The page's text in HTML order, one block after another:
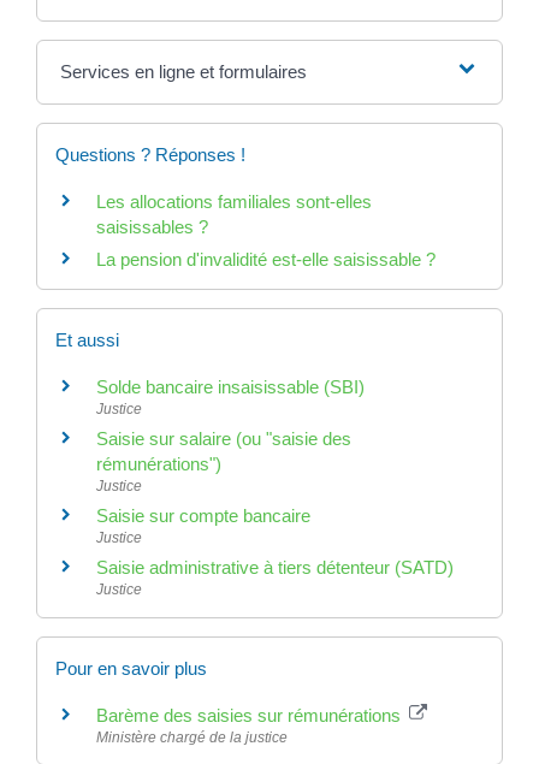
Services en ligne et formulaires
Questions ? Réponses !
Les allocations familiales sont-elles
saisissables ?
La pension d'invalidité est-elle saisissable ?
Et aussi
Solde bancaire insaisissable (SBI)
Justice
Saisie sur salaire (ou "saisie des
rémunérations")
Justice
Saisie sur compte bancaire
Justice
Saisie administrative à tiers détenteur (SATD)
Justice
Pour en savoir plus
Barème des saisies sur rémunérations
Ministère chargé de la justice